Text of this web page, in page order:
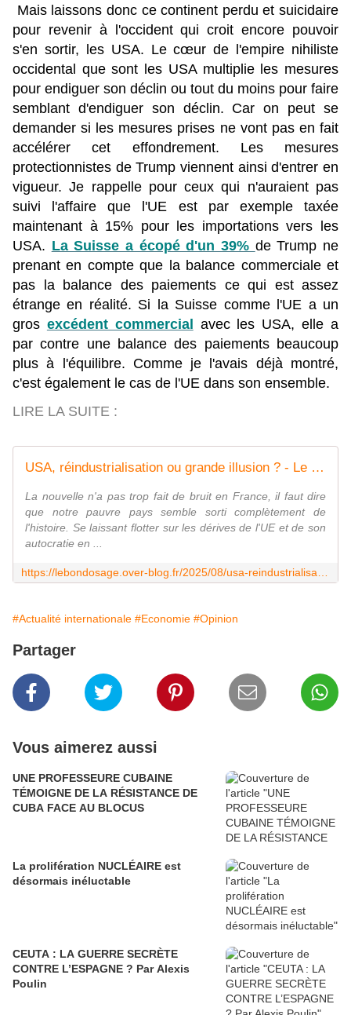
Mais laissons donc ce continent perdu et suicidaire
pour revenir à l'occident qui croit encore pouvoir
s'en sortir, les USA. Le cœur de l'empire nihiliste
occidental que sont les USA multiplie les mesures
pour endiguer son déclin ou tout du moins pour faire
semblant d'endiguer son déclin. Car on peut se
demander si les mesures prises ne vont pas en fait
accélérer cet effondrement. Les mesures
protectionnistes de Trump viennent ainsi d'entrer en
vigueur. Je rappelle pour ceux qui n'auraient pas
suivi l'affaire que l'UE est par exemple taxée
maintenant à 15% pour les importations vers les
USA. La Suisse a écopé d'un 39% de Trump ne
prenant en compte que la balance commerciale et
pas la balance des paiements ce qui est assez
étrange en réalité. Si la Suisse comme l'UE a un
gros excédent commercial
avec les USA, elle a
par contre une balance des paiements beaucoup
plus à l'équilibre. Comme je l'avais déjà montré,
c'est également le cas de l'UE dans son ensemble.
LIRE LA SUITE :
USA, réindustrialisation ou grande illusion ? - Le Bondosage
La nouvelle n'a pas trop fait de bruit en France, il faut dire
que notre pauvre pays semble sorti complètement de
l'histoire. Se laissant flotter sur les dérives de l'UE et de son
autocratie en ...
#Actualité internationale #Economie #Opinion
Partager
Vous aimerez aussi
UNE PROFESSEURE CUBAINE
TÉMOIGNE DE LA RÉSISTANCE DE
CUBA FACE AU BLOCUS
La prolifération NUCLÉAIRE est
désormais inéluctable
CEUTA : LA GUERRE SECRÈTE
CONTRE L’ESPAGNE ? Par Alexis
Poulin